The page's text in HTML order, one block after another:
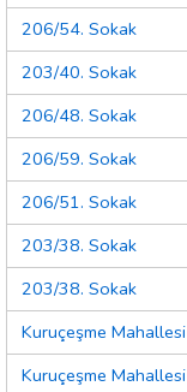
206/54. Sokak
203/40. Sokak
206/48. Sokak
206/59. Sokak
206/51. Sokak
203/38. Sokak
203/38. Sokak
Kuruçeşme Mahallesi
Kuruçeşme Mahallesi